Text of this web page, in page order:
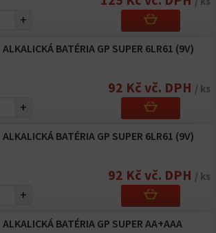
+
ALKALICKÁ BATÉRIA GP SUPER 6LR61 (9V)
92 Kč vč. DPH / ks
+
ALKALICKÁ BATÉRIA GP SUPER 6LR61 (9V)
92 Kč vč. DPH / ks
+
ALKALICKÁ BATÉRIA GP SUPER AA+AAA